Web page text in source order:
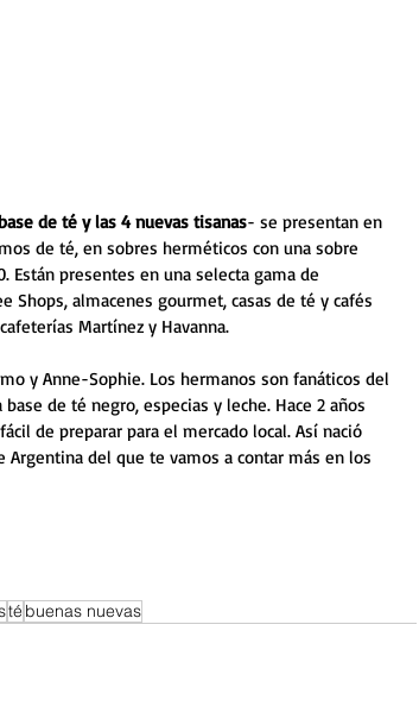
de té y las 4 nuevas tisanas- se presentan en
de té, en sobres herméticos con una sobre
Están presentes en una selecta gama de
Shops, almacenes gourmet, casas de té y cafés
Martínez y Havanna.
y Anne-Sophie. Los hermanos son fanáticos del
de té negro, especias y leche. Hace 2 años
de preparar para el mercado local. Así nació
Argentina del que te vamos a contar más en los
té buenas nuevas